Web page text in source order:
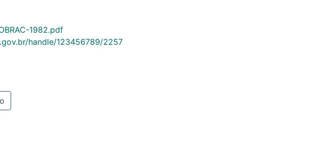
1982.pdf
handle/123456789/2257